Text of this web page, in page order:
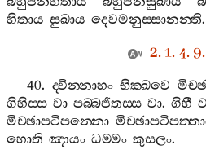
හිතාය සුඛාය දෙවමනුස‍්සානන‍්ති.
2. 1. 4. 9.
40. ද‍්වින‍්නාහං භික‍්ඛවෙ
ගිහිස‍්ස වා පබ‍්බජිතස‍්ස වා. ගිහී
මිච‍්ඡාපටිපන‍්නො
හොති ඤායං ධම‍්මං කුසලං.